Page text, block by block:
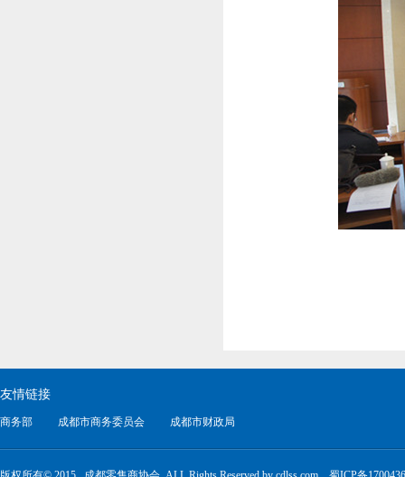
友情链接
商务部 成都市商务委员会 成都市财政局